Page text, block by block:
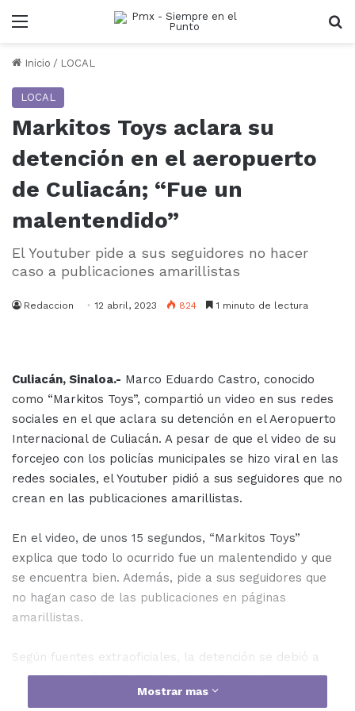
Menu
Inicio / LOCAL
LOCAL
Markitos Toys aclara su
detención en el aeropuerto
de Culiacán; “Fue un
malentendido”
El Youtuber pide a sus seguidores no hacer
caso a publicaciones amarillistas
Redaccion 12 abril, 2023 824 1 minuto de lectura
Culiacán, Sinaloa.- Marco Eduardo Castro, conocido
como “Markitos Toys”, compartió un video en sus redes
sociales en el que aclara su detención en el Aeropuerto
Internacional de Culiacán. A pesar de que el video de su
forcejeo con los policías municipales se hizo viral en las
redes sociales, el Youtuber pidió a sus seguidores que no
crean en las publicaciones amarillistas.
En el video, de unos 15 segundos, “Markitos Toys”
explica que todo lo ocurrido fue un malentendido y que
se encuentra bien. Además, pide a sus seguidores que
no hagan caso de las publicaciones en páginas
amarillistas.
Según fuentes extraoficiales, la detención se debió a
que “Markitos” iba a exceso de velocidad en su
camioneta Jeep Gladiador blanca, pasándose altos, lo
Mostrar mas